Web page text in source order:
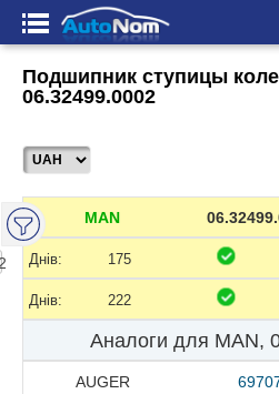
Подшипник ступицы
06.32499.0002
MAN
175
222
Аналоги для MAN,
AUGER